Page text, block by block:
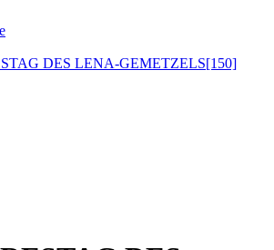
DES LENA-GEMETZELS[150]